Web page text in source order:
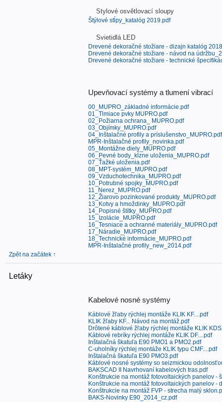
Stylové osvětlovací sloupy
Štýlové stĺpy_katalóg 2019.pdf
Svietidlá LED
Drevené dekoračné stožiare - dizajn katalóg
Drevené dekoračné stožiare - návod na
Drevené dekoračné stožiare - technické
Upevňovací systémy a tlumení vibrací
00_MUPRO_základné informácie.pdf
01_Tlmiace pvky MUPRO.pdf
02_Požiarna ochrana_ MUPRO.pdf
03_Objímky_MUPRO.pdf
04_Inštalačné profily a príslušenstvo_MUPRO.pdf
MPR-Inštalačné profily_novinka.pdf
05_Montážne diely_MUPRO.pdf
06_Pevné body_kĺzne uloženia_MUPRO.pdf
07_Ťažké uloženia.pdf
08_MPT-systém_MUPRO.pdf
09_Vzduchotechnika_MUPRO.pdf
10_Potrubné spojky_MUPRO.pdf
11_Nerez_MUPRO.pdf
12_Žiarovo pozinkované produkty_MUPRO.pdf
13_Kotvy a hmoždinky_MUPRO.pdf
14_Popisné štítky_MUPRO.pdf
15_Izolácie_MUPRO.pdf
16_Tesniace a ochranné materiály_MUPRO.pdf
17_Náradie_MUPRO.pdf
18_Technické informácie_MUPRO.pdf
MPR-Inštalačné profily_new_2014.pdf
Zpět na začátek ↑
Letáky
Kabelové nosné systémy
Káblové žľaby rýchlej montáže KLIK KF....pdf
KLIK žľaby KF... Návod na montáž.pdf
Drôtené káblové žľaby rýchlej montáže KLIK
Káblové rebríky rýchlej montáže KLIK DF....pdf
Inštalačná škatuľa E90 PMO1 a PMO2.pdf
C-uholníky rýchlej montáže KLIK typu CMF....pdf
Inštalačná škatuľa E90 PMO3.pdf
Káblové nosné systémy so seizmickou
BAKSCAD II Navrhovaní kabelových tras.pdf
Konštrukcie na montáž fotovoltaických panelov -
Konštrukcie na montáž fotovoltaických panelov -
Konštrukcie na montáž FVP - strecha malý
BAKS-Novinky E90_2014_cz.pdf